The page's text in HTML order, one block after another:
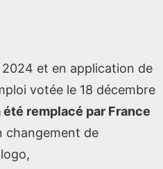
2024 et en application de
votée le 18 décembre
été remplacé par France
changement de